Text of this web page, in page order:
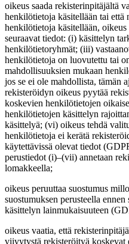
oikeus saada rekisterinpitäjältä
henkilötietoja käsitellään tai että
henkilötietoja käsitellään,
seuraavat tiedot: (i) käsittelyn
henkilötietoryhmät; (iii)
henkilötietoja on luovutettu tai
mahdollisuuksien mukaan
jos se ei ole mahdollista, tämän
rekisteröidyn oikeus pyytää
koskevien henkilötietojen
henkilötietojen käsittelyn
käsittelyä; (vi) oikeus tehdä
henkilötietoja ei kerätä
käytettävissä olevat tiedot
perustiedot (i)–(vii) annetaan
lomakkeella;
oikeus peruuttaa suostumus
suostumuksen perusteella
käsittelyn lainmukaisuuteen
oikeus vaatia, että
viivytystä rekisteröityä koskevat